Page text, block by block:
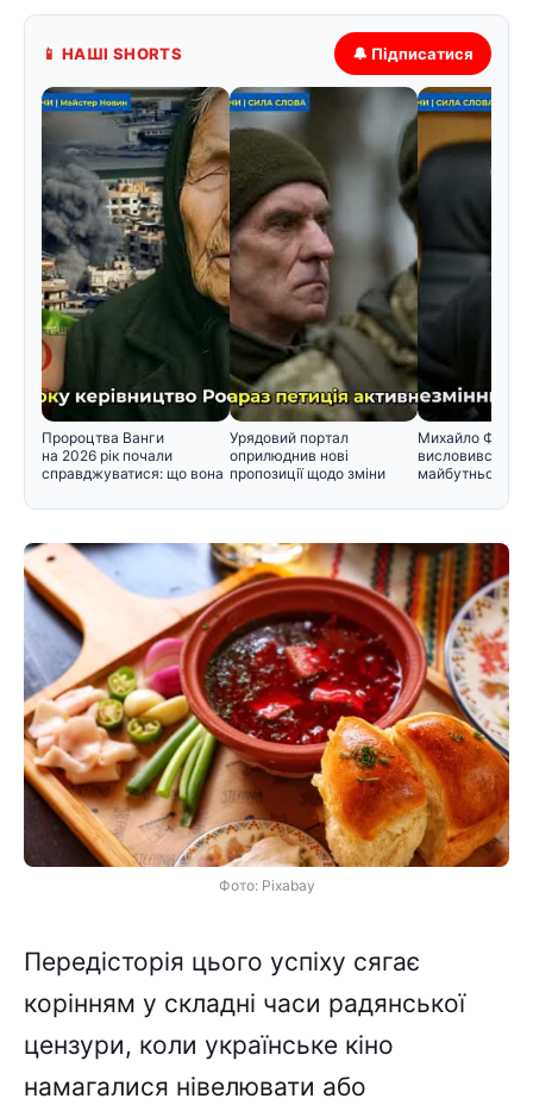
📱 НАШІ SHORTS 🔔 Підписатися
Пророцтва Ванги
на 2026 рік почали
справджуватися: що вона
Урядовий портал
оприлюднив нові
пропозиції щодо зміни
Михайло
висловився
майбутнього в
Фото: Pixabay
Передісторія цього успіху сягає
корінням у складні часи радянської
цензури, коли українське кіно
намагалися нівелювати або